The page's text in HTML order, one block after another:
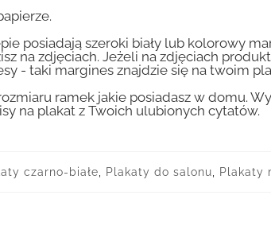
posiadają szeroki biały lub kolorowy
na zdjęciach. Jeżeli na zdjęciach
- taki margines znajdzie się na twoim
ramek jakie posiadasz w domu.
na plakat z Twoich ulubionych cytatów.
czarno-białe Plakaty do salonu Plakaty